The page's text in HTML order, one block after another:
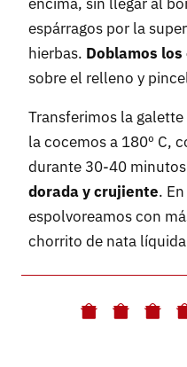
espárragos por la
hierbas. Doblamos
sobre el relleno y
Transferimos la
la cocemos a 180º C,
durante 30-40
dorada y crujiente.
espolvoreamos con
chorrito de nata